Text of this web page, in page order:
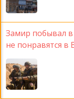
Замир побывал в
не понравятся в